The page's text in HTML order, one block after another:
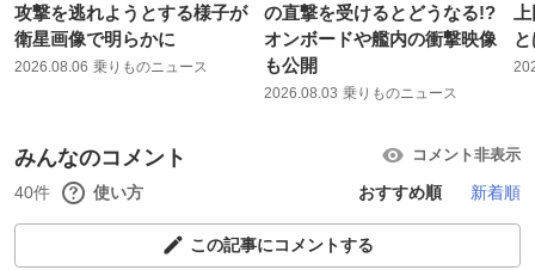
攻撃を逃れようとする様子が
衛星画像で明らかに
2026.08.06 乗りものニュース
の直撃を受けるとどうなる!?
オンボードや艦内の衝撃映像
も公開
2026.08.03 乗りものニュース
みんなのコメント コメント非表示
40件 使い方 おすすめ順 新着順
この記事にコメントする